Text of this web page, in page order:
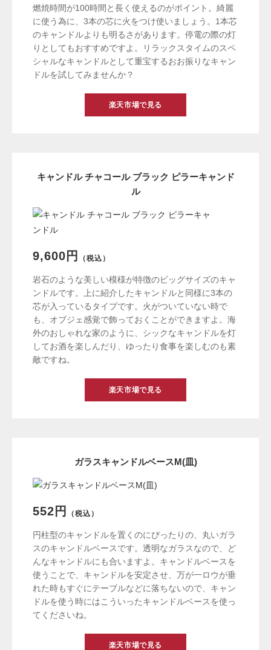
燃焼時間が100時間と長く使えるのがポイント。綺麗
に使う為に、3本の芯に火をつけ使いましょう。1本芯
のキャンドルよりも明るさがあります。停電の際の灯
りとしてもおすすめですよ。リラックスタイムのスペ
シャルなキャンドルとして重宝するおお振りなキャン
ドルを試してみませんか？
楽天市場で見る
キャンドル チャコール ブラック ピラーキャンド
ル
9,600円 （税込）
岩石のような美しい模様が特徴のビッグサイズのキャ
ンドルです。上に紹介したキャンドルと同様に3本の
芯が入っているタイプです。火がついていない時で
も、オブジェ感覚で飾っておくことができますよ。海
外のおしゃれな家のように、シックなキャンドルを灯
してお酒を楽しんだり、ゆったり食事を楽しむのも素
敵ですね。
楽天市場で見る
ガラスキャンドルベースM(皿)
552円 （税込）
円柱型のキャンドルを置くのにぴったりの、丸いガラ
スのキャンドルベースです。透明なガラスなので、ど
んなキャンドルにも合いますよ。キャンドルベースを
使うことで、キャンドルを安定させ、万が一ロウが垂
れた時もすぐにテーブルなどに落ちないので、キャン
ドルを使う時にはこういったキャンドルベースを使っ
てくださいね。
楽天市場で見る